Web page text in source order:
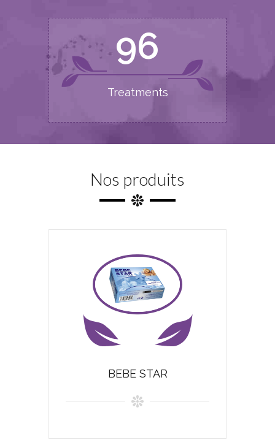
120
Treatments
Nos produits
BEBE STAR